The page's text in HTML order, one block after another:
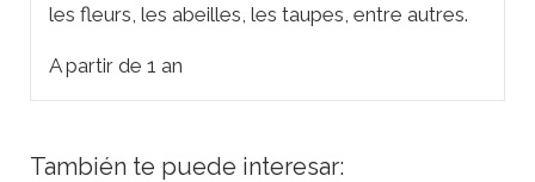
les fleurs, les abeilles, les taupes, entre autres.
A partir de 1 an
También te puede interesar: